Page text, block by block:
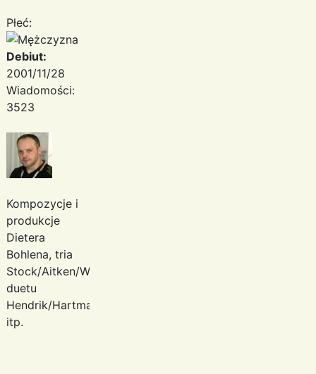
Płeć:
Debiut:
2001/11/28
Wiadomości:
3523
Kompozycje i
produkcje
Dietera
Bohlena, tria
Stock/Aitken/Waterman,
duetu
Hendrik/Hartmann
itp.